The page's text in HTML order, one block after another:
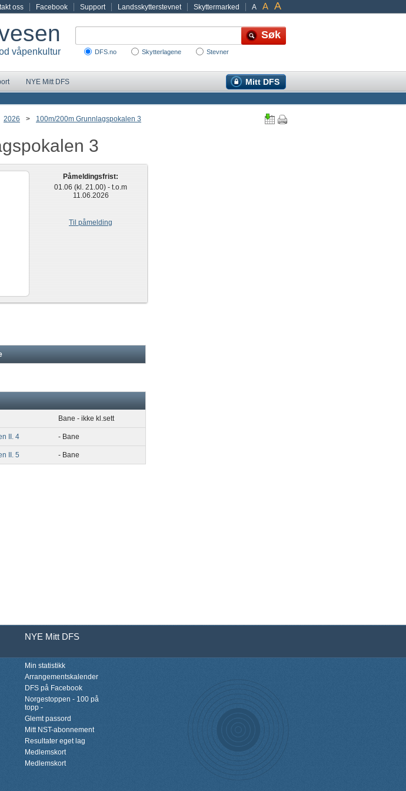
A A A
oss Facebook Support Landsskytterstevnet Skyttermarked
våpenkultur DFS.no Skytterlagene Stevner
Mitt DFS
NYE Mitt DFS
2026 > 100m/200m Grunnlagspokalen 3
3
Påmeldingsfrist:
01.06 (kl. 21.00) - t.o.m
11.06.2026
Til påmelding
Bane - ikke kl.sett
II. 4 - Bane
II. 5 - Bane
NYE Mitt DFS
Min statistikk
Arrangementskalender
DFS på Facebook
Norgestoppen - 100 på
topp -
Glemt passord
Mitt NST-abonnement
Resultater eget lag
Medlemskort
Medlemskort